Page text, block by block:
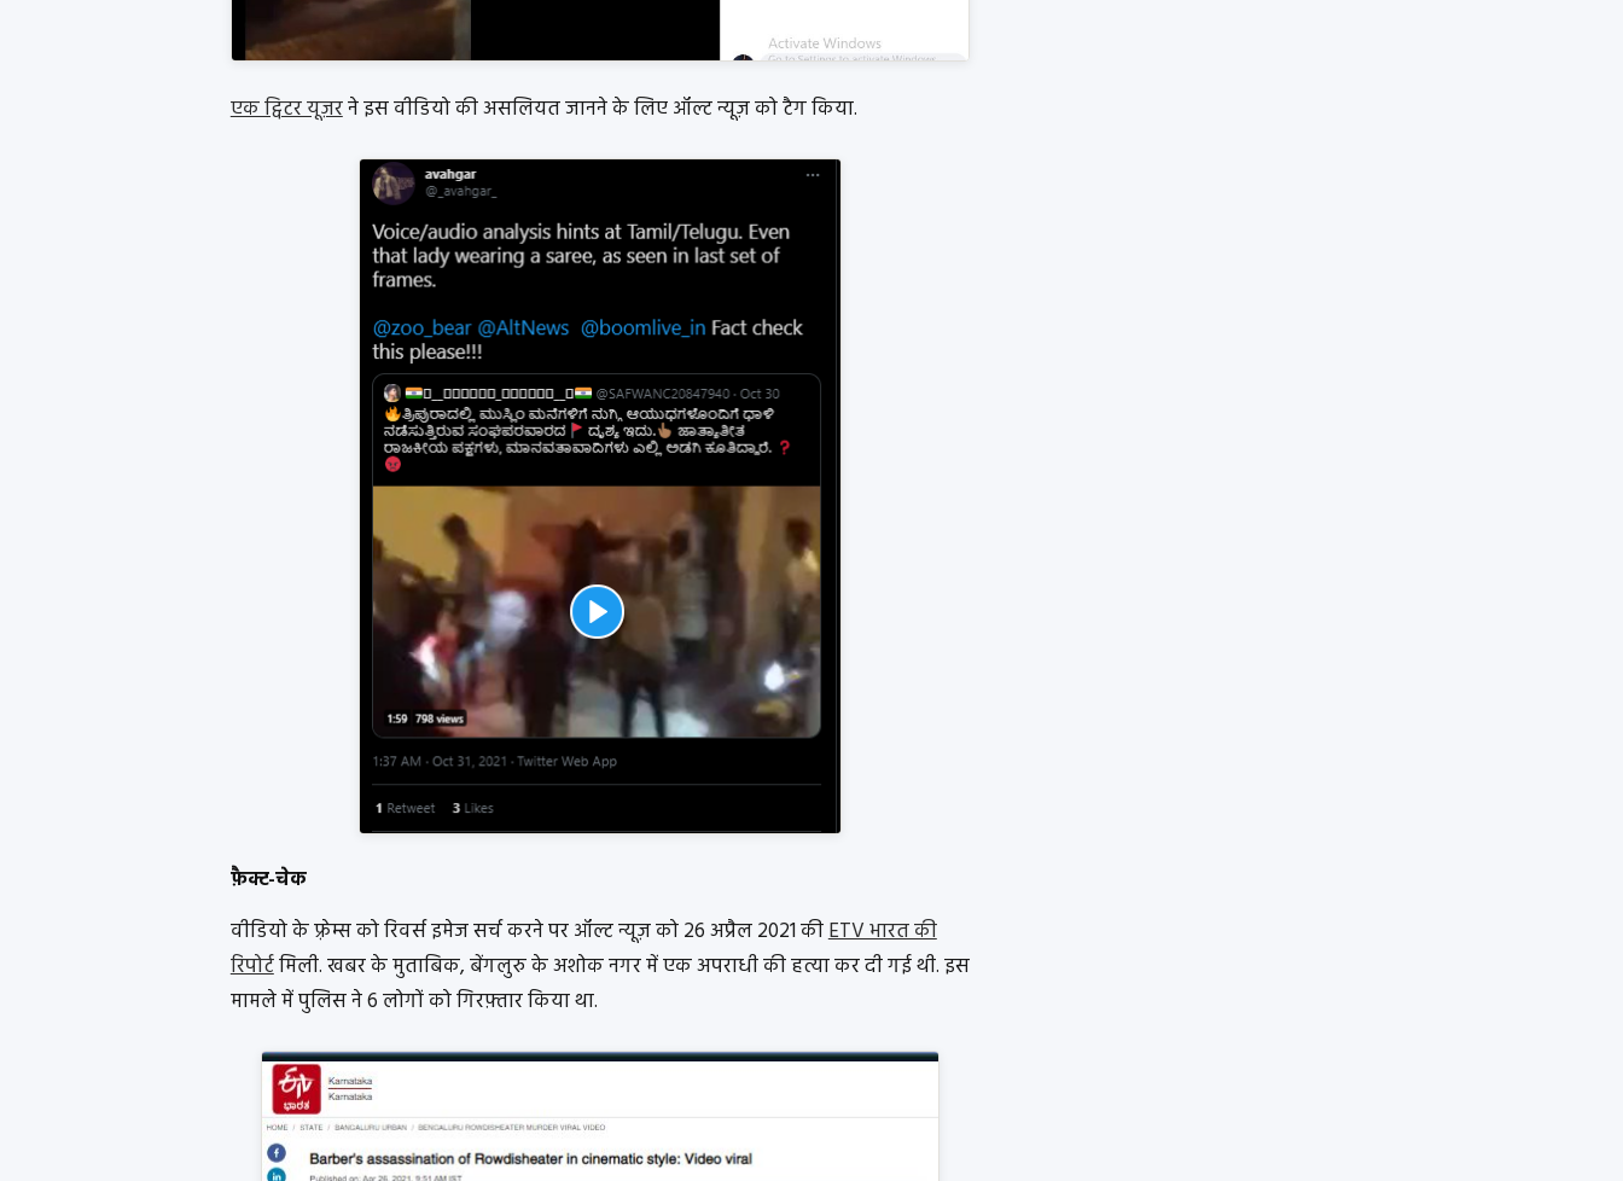
एक ट्विटर यूज़रने इस वीडियो की असलियत जानने के लिए ऑल्ट न्यूज़ को टैग किया.
फ़ैक्ट-चेक
वीडियो के फ़्रेम्स को रिवर्स इमेज सर्च करने पर ऑल्ट न्यूज़ को 26 अप्रैल 2021 कीETV भारत की
रिपोर्टमिली. खबर के मुताबिक, बेंगलुरु के अशोक नगर में एक अपराधी की हत्या कर दी गई थी. इस
मामले में पुलिस ने 6 लोगों को गिरफ़्तार किया था.